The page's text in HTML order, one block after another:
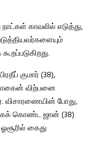
காவலில் எடுத்து,
குமார் (38),
விற்பனை
விசாரணையின் போது,
கொண்ட ஜான் (38)
கைது